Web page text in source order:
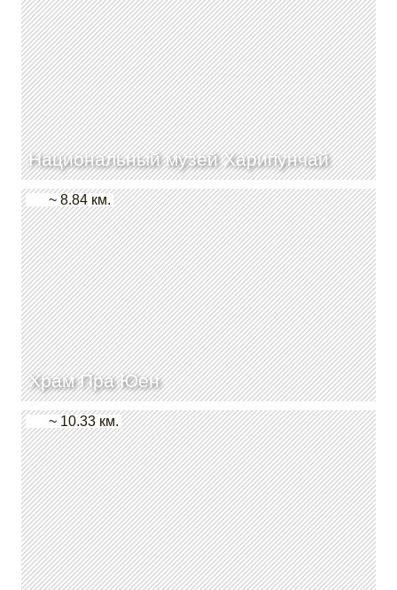
Национальный музей Харипунчай
Храм Пра Юен
~ 8.84 км.
~ 10.33 км.